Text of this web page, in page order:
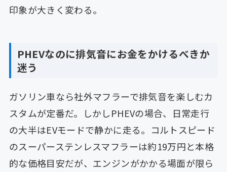
印象が大きく変わる。
PHEVなのに排気音にお金をかけるべきか
迷う
ガソリン車なら社外マフラーで排気音を楽しむカ
スタムが定番だ。しかしPHEVの場合、日常走行
の大半はEVモードで静かに走る。コルトスピード
のスーパーステンレスマフラーは約19万円と本格
的な価格目安だが、エンジンがかかる場面が限ら